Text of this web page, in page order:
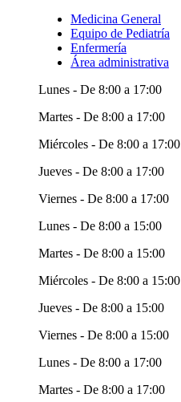
Medicina General
Equipo de Pediatría
Enfermería
Área administrativa
Lunes - De 8:00 a 17:00
Martes - De 8:00 a 17:00
Miércoles - De 8:00 a 17:00
Jueves - De 8:00 a 17:00
Viernes - De 8:00 a 17:00
Lunes - De 8:00 a 15:00
Martes - De 8:00 a 15:00
Miércoles - De 8:00 a 15:00
Jueves - De 8:00 a 15:00
Viernes - De 8:00 a 15:00
Lunes - De 8:00 a 17:00
Martes - De 8:00 a 17:00